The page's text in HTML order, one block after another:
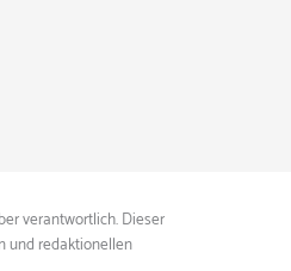
verantwortlich. Dieser
und redaktionellen